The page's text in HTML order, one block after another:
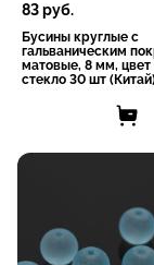
83руб.
Бусины круглые с
гальваническим
матовые, 8 мм,
стекло 30 шт